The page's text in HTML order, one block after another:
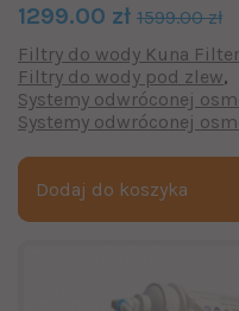
1299.00 zł 1599.00 zł
Filtry do wody Kuna Filter
Filtry do wody pod zlew
Systemy odwróconej
Systemy odwróconej
Dodaj do koszyka